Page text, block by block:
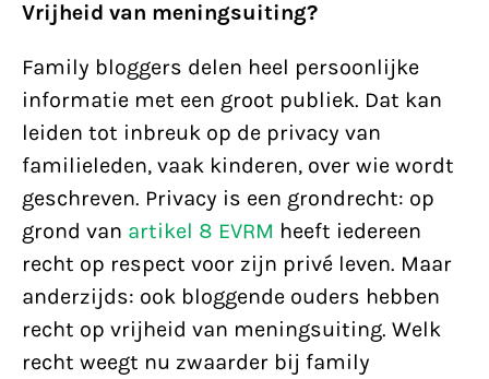
Vrijheid van meningsuiting?
Family bloggers delen heel persoonlijke
informatie met een groot publiek. Dat kan
leiden tot inbreuk op de privacy van
familieleden, vaak kinderen, over wie wordt
geschreven. Privacy is een grondrecht: op
grond van artikel 8 EVRM heeft iedereen
recht op respect voor zijn privé leven. Maar
anderzijds: ook bloggende ouders hebben
recht op vrijheid van meningsuiting. Welk
recht weegt nu zwaarder bij family